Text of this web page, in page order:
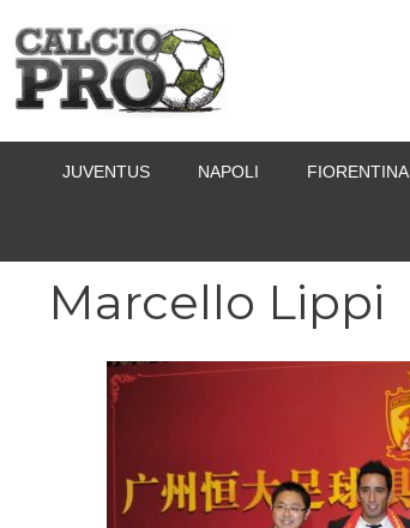
contenuto
JUVENTUS NAPOLI FIORENTINA
Marcello Lippi